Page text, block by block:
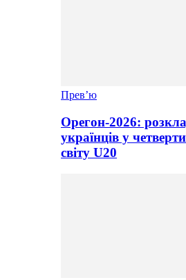
Прев’ю
Орегон-2026:
українців у
світу U20